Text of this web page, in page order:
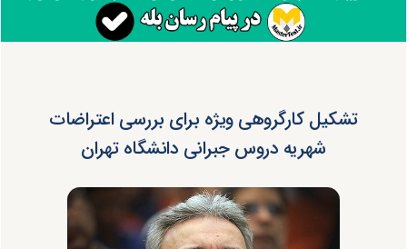
تشکیل کارگروهی ویژه برای بررسی اعتراضات
شهریه دروس جبرانی دانشگاه تهران